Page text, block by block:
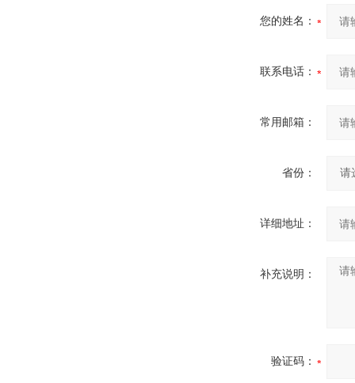
您的姓名：
联系电话：
常用邮箱：
省份：
详细地址：
补充说明：
验证码：